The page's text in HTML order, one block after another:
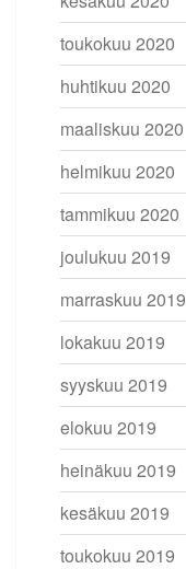
toukokuu 2020
huhtikuu 2020
maaliskuu 2020
helmikuu 2020
tammikuu 2020
joulukuu 2019
marraskuu 2019
lokakuu 2019
syyskuu 2019
elokuu 2019
heinäkuu 2019
kesäkuu 2019
toukokuu 2019